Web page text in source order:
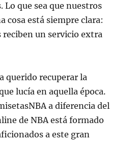
Lo que sea que nuestros
cosa está siempre clara:
reciben un servicio extra
querido recuperar la
lucía en aquella época.
a diferencia del
de NBA está formado
a este gran